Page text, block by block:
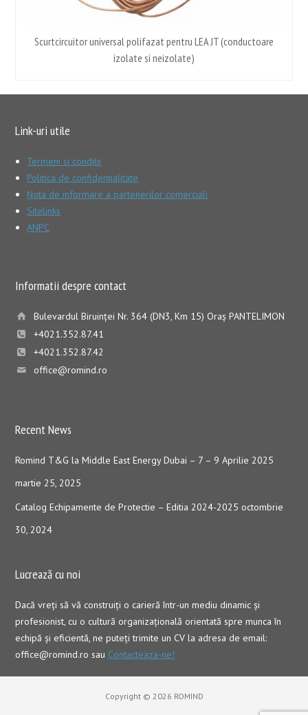
Scurtcircuitor universal polifazat pentru LEA JT (conductoare
izolate si neizolate)
Link-uri utile
Termeni si conditii
Politica de confidentialitate
Nota de informare a partenerilor comerciali
Sitelinks
ANPC
Informatii despre contact
Bulevardul Biruinţei Nr. 364 (DN3, Km 15) Oraş PANTELIMON
+4021.352.87.41
+4021.352.87.42
office@romind.ro
Recent News
Romind T&G la Middle East Energy Dubai – 7 – 9 Aprilie 2025
martie 25, 2025
Catalog Echipamente de Protectie – Editia 2024-2025 octombrie
30, 2024
Lucrează cu noi
Dacă vreţi să vă construiţi o carieră într-un mediu dinamic şi
profesionist, cu o cultură organizaţională orientată spre munca în
echipă şi eficientă, ne puteți trimite un CV la adresa de email:
office@romind.ro sau Contacteaza-ne!
Copyright © 2026 ROMIND